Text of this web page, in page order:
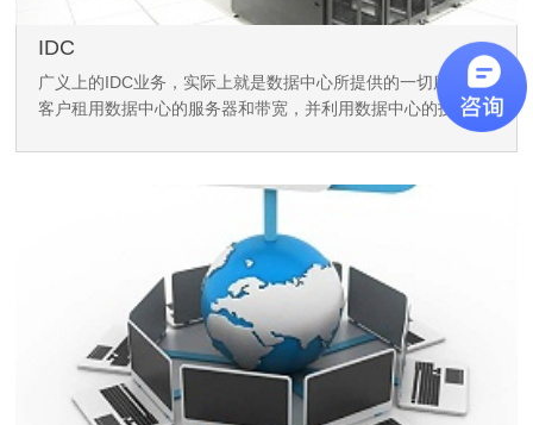
IDC
广义上的IDC业务，实际上就是数据中心所提供的一切服务，
客户租用数据中心的服务器和带宽，并利用数据中心的技术力
量来实现的对软硬件的要求搭建自己的互联网平台，享用数据